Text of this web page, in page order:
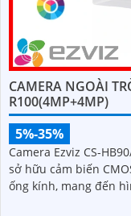
CAMERA NGOÀI
R100(4MP+4MP)
5%-35%
Camera Ezviz CS-
sở hữu cảm biến